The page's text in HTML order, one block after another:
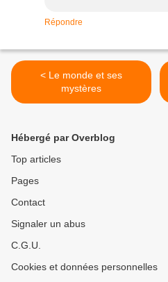
Répondre
< Le monde et ses
mystères
Hébergé par Overblog
Top articles
Pages
Contact
Signaler un abus
C.G.U.
Cookies et données personnelles